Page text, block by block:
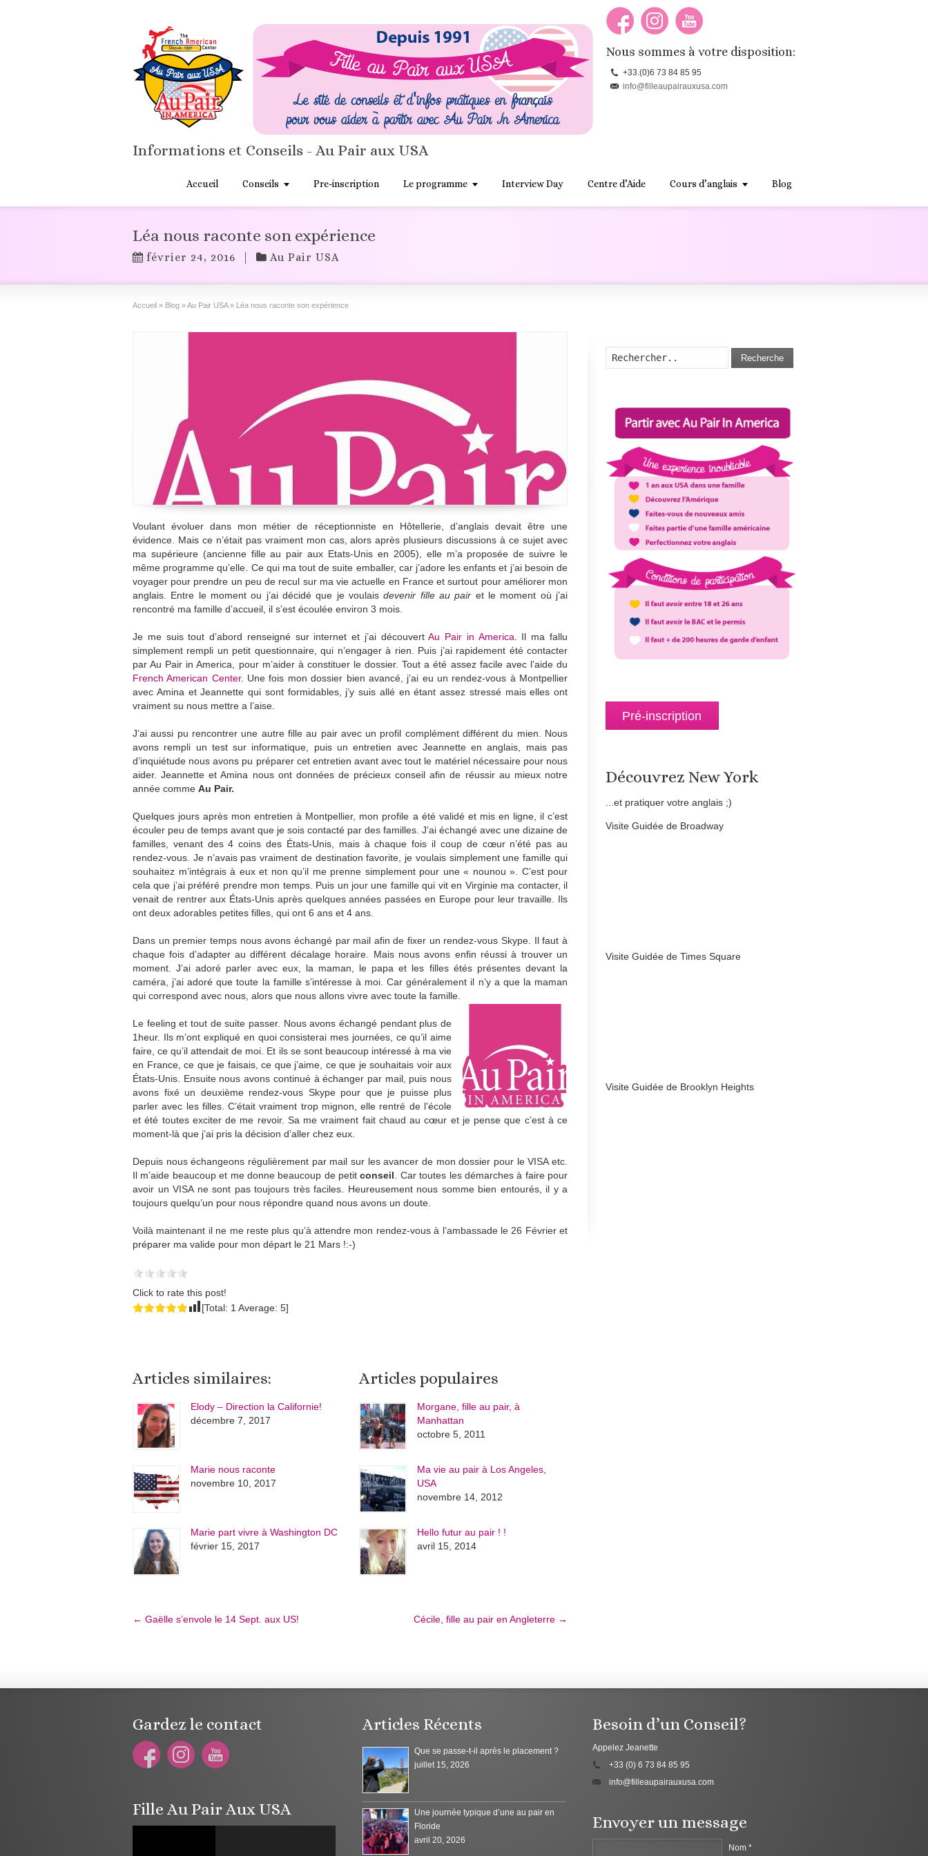
Informations et Conseils - Au Pair aux USA
Nous sommes à votre disposition:
+33.(0)6 73 84 85 95
info@filleaupairauxusa.com
Accueil Conseils Pre-inscription Le programme Interview Day Centre d’Aide Cours d’anglais Blog
Léa nous raconte son expérience
février 24, 2016 Au Pair USA
Accueil » Blog »Au Pair USA » Léa nous raconte son expérience
Voulant évoluer dans mon métier de réceptionniste en Hôtellerie, d’anglais devait être une
évidence. Mais ce n’était pas vraiment mon cas, alors après plusieurs discussions à ce sujet avec
ma supérieure (ancienne fille au pair aux Etats-Unis en 2005), elle m’a proposée de suivre le
même programme qu’elle. Ce qui ma tout de suite emballer, car j’adore les enfants et j’ai besoin de
voyager pour prendre un peu de recul sur ma vie actuelle en France et surtout pour améliorer mon
anglais. Entre le moment ou j’ai décidé que je voulaisdevenir fille au pair et le moment où j’ai
rencontré ma famille d’accueil, il s’est écoulée environ 3 mois.
Je me suis tout d’abord renseigné sur internet et j’ai découvertAu Pair in America . Il ma fallu
simplement rempli un petit questionnaire, qui n’engager à rien. Puis j’ai rapidement été contacter
par Au Pair in America, pour m’aider à constituer le dossier. Tout a été assez facile avec l’aide du
French American Center. Une fois mon dossier bien avancé, j’ai eu un rendez-vous à Montpellier
avec Amina et Jeannette qui sont formidables, j’y suis allé en étant assez stressé mais elles ont
vraiment su nous mettre a l’aise.
J’ai aussi pu rencontrer une autre fille au pair avec un profil complément différent du mien. Nous
avons rempli un test sur informatique, puis un entretien avec Jeannette en anglais, mais pas
d’inquiétude nous avons pu préparer cet entretien avant avec tout le matériel nécessaire pour nous
aider. Jeannette et Amina nous ont données de précieux conseil afin de réussir au mieux notre
année comme Au Pair.
Quelques jours après mon entretien à Montpellier, mon profile a été validé et mis en ligne, il c’est
écouler peu de temps avant que je sois contacté par des familles. J’ai échangé avec une dizaine de
familles, venant des 4 coins des États-Unis, mais à chaque fois il coup de cœur n’été pas au
rendez-vous. Je n’avais pas vraiment de destination favorite, je voulais simplement une famille qui
souhaitez m’intégrais à eux et non qu’il me prenne simplement pour une « nounou ». C’est pour
cela que j’ai préféré prendre mon temps. Puis un jour une famille qui vit en Virginie ma contacter, il
venait de rentrer aux États-Unis après quelques années passées en Europe pour leur travaille. Ils
ont deux adorables petites filles, qui ont 6 ans et 4 ans.
Dans un premier temps nous avons échangé par mail afin de fixer un rendez-vous Skype. Il faut à
chaque fois d’adapter au différent décalage horaire. Mais nous avons enfin réussi à trouver un
moment. J’ai adoré parler avec eux, la maman, le papa et les filles étés présentes devant la
caméra, j’ai adoré que toute la famille s’intéresse à moi. Car généralement il n’y a que la maman
qui correspond avec nous, alors que nous allons vivre avec toute la famille.
Le feeling et tout de suite passer. Nous avons échangé pendant plus de
1heur. Ils m’ont expliqué en quoi consisterai mes journées, ce qu’il aime
faire, ce qu’il attendait de moi. Et ils se sont beaucoup intéressé à ma vie
en France, ce que je faisais, ce que j’aime, ce que je souhaitais voir aux
États-Unis. Ensuite nous avons continué à échanger par mail, puis nous
avons fixé un deuxième rendez-vous Skype pour que je puisse plus
parler avec les filles. C’était vraiment trop mignon, elle rentré de l’école
et été toutes exciter de me revoir. Sa me vraiment fait chaud au cœur et je pense que c’est à ce
moment-là que j’ai pris la décision d’aller chez eux.
Depuis nous échangeons régulièrement par mail sur les avancer de mon dossier pour le VISA etc.
Il m’aide beaucoup et me donne beaucoup de petitconseil . Car toutes les démarches à faire pour
avoir un VISA ne sont pas toujours très faciles. Heureusement nous somme bien entourés, il y a
toujours quelqu’un pour nous répondre quand nous avons un doute.
Voilà maintenant il ne me reste plus qu’à attendre mon rendez-vous à l’ambassade le 26 Février et
préparer ma valide pour mon départ le 21 Mars !:-)
Click to rate this post!
[Total: 1 Average: 5]
Articles similaires:
Elody – Direction la Californie!
décembre 7, 2017
Marie nous raconte
novembre 10, 2017
Marie part vivre à Washington DC
février 15, 2017
Articles populaires
Morgane, fille au pair, à
Manhattan
octobre 5, 2011
Ma vie au pair à Los Angeles,
USA
novembre 14, 2012
Hello futur au pair ! !
avril 15, 2014
← Gaëlle s’envole le 14 Sept. aux US! Cécile, fille au pair en Angleterre →
Recherche
Pré-inscription
Découvrez New York
...et pratiquer votre anglais ;)
Visite Guidée de Broadway
Visite Guidée de Times Square
Visite Guidée de Brooklyn Heights
Gardez le contact
Fille Au Pair Aux USA
Articles Récents
Que se passe-t-il après le placement ?
juillet 15, 2026
Une journée typique d’une au pair en
Floride
avril 20, 2026
Besoin d’un Conseil?
Appelez Jeanette
+33 (0) 6 73 84 85 95
info@filleaupairauxusa.com
Envoyer un message
Nom *